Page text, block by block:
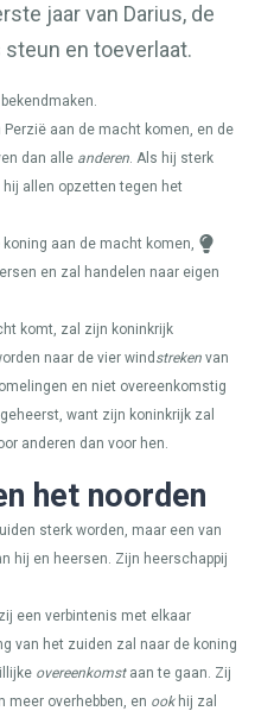
jaar van Darius, de
en toeverlaat.
aan de macht komen, en de
dan alle anderen. Als hij sterk
allen opzetten tegen het
aan de macht komen,
en zal handelen naar eigen
komt, zal zijn koninkrijk
naar de vier wind streken van
en niet overeenkomstig
want zijn koninkrijk zal
anderen dan voor hen.
het noorden
sterk worden, maar een van
hij en heersen. Zijn heerschappij
een verbintenis met elkaar
van het zuiden zal naar de koning
overeenkomstaan te gaan. Zij
meer overhebben, en ookhij zal